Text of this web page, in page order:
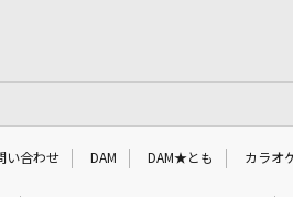
い合わせ DAM DAM★とも カラオ